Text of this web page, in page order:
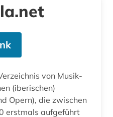
(iberischen)
Opern), die zwischen
erstmals aufgeführt